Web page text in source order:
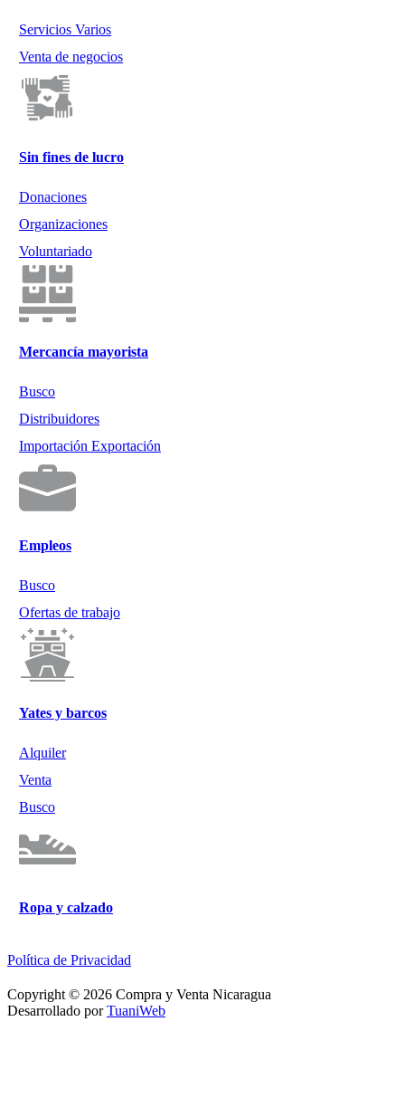
Servicios Varios
Venta de negocios
Sin fines de lucro
Donaciones
Organizaciones
Voluntariado
Mercancía mayorista
Busco
Distribuidores
Importación Exportación
Empleos
Busco
Ofertas de trabajo
Yates y barcos
Alquiler
Venta
Busco
Ropa y calzado
Política de Privacidad
Copyright © 2026 Compra y Venta Nicaragua
Desarrollado porTuaniWeb